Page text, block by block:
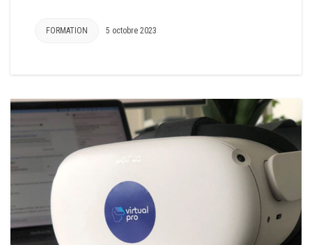
FORMATION 5 octobre 2023